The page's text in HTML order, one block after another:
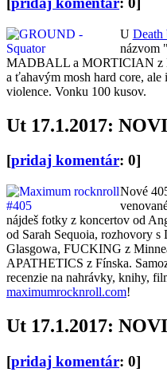
U Death
názvom "
MADBALL a MORTICIAN z
a ťahavým mosh hard core,
violence. Vonku 100 kusov.
Ut 17.1.2017:
[pridaj komentár: 0]
Nové
nájdeš fotky z koncertov od
od Sarah Sequoia, rozhovory
Glasgowa, FUCKING z
APATHETICS z Fínska.
recenzie na nahrávky, knihy,
maximumrocknroll.com!
Ut 17.1.2017:
[pridaj komentár: 0]